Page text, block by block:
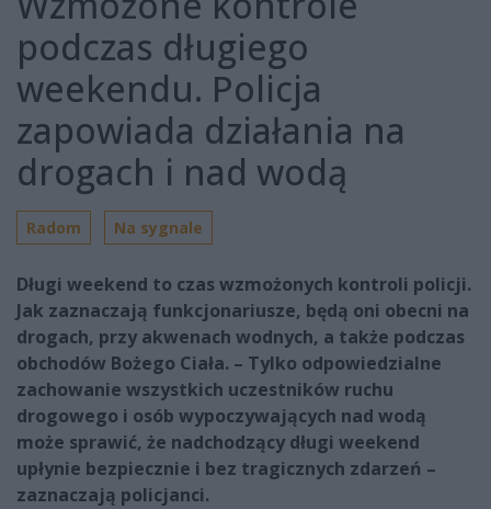
podczas długiego
weekendu. Policja
zapowiada działania na
drogach i nad wodą
Radom Na sygnale
Długi weekend to czas wzmożonych kontroli policji.
Jak zaznaczają funkcjonariusze, będą oni obecni na
drogach, przy akwenach wodnych, a także podczas
obchodów Bożego Ciała. – Tylko odpowiedzialne
zachowanie wszystkich uczestników ruchu
drogowego i osób wypoczywających nad wodą
może sprawić, że nadchodzący długi weekend
upłynie bezpiecznie i bez tragicznych zdarzeń –
zaznaczają policjanci.